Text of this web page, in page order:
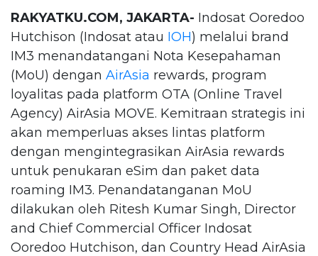
RAKYATKU.COM, JAKARTA- Indosat Ooredoo
Hutchison (Indosat atau IOH) melalui brand
IM3 menandatangani Nota Kesepahaman
(MoU) dengan AirAsia rewards, program
loyalitas pada platform OTA (Online Travel
Agency) AirAsia MOVE. Kemitraan strategis ini
akan memperluas akses lintas platform
dengan mengintegrasikan AirAsia rewards
untuk penukaran eSim dan paket data
roaming IM3. Penandatanganan MoU
dilakukan oleh Ritesh Kumar Singh, Director
and Chief Commercial Officer Indosat
Ooredoo Hutchison, dan Country Head AirAsia